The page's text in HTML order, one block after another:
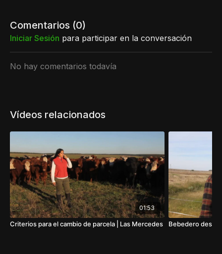
Comentarios (0)
Iniciar Sesión para participar en la conversación
No hay comentarios todavía
Vídeos relacionados
01:53
Criterios para el cambio de parcela | Las Mercedes Bebedero desde